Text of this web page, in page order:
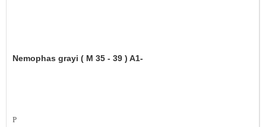
Nemophas grayi ( M 35 - 39 ) A1-
P